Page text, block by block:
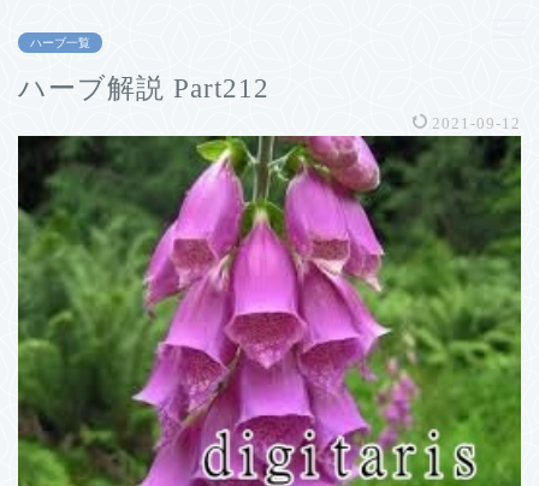
ハーブ一覧
ハーブ解説 Part212
2021-09-12